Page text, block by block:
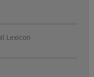
Lexicon